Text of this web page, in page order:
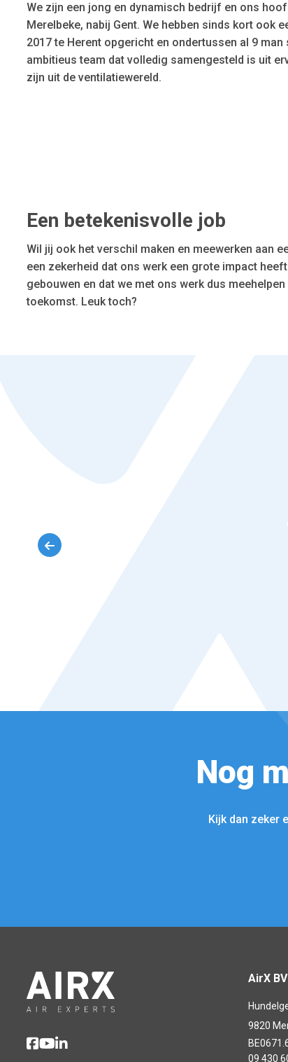
We zijn een jong en dynamisch bedrijf en ons
Merelbeke, nabij Gent. We hebben sinds kort ook
2017 te Herent opgericht en ondertussen al 9 man
ambitieus team dat volledig samengesteld is uit
zijn uit de ventilatiewereld.
Een betekenisvolle job
Wil jij ook het verschil maken en meewerken aan
een zekerheid dat ons werk een grote impact
gebouwen en dat we met ons werk dus
toekomst. Leuk toch?
Nog
Kijk dan zeker
AirX BV
9820
09 430